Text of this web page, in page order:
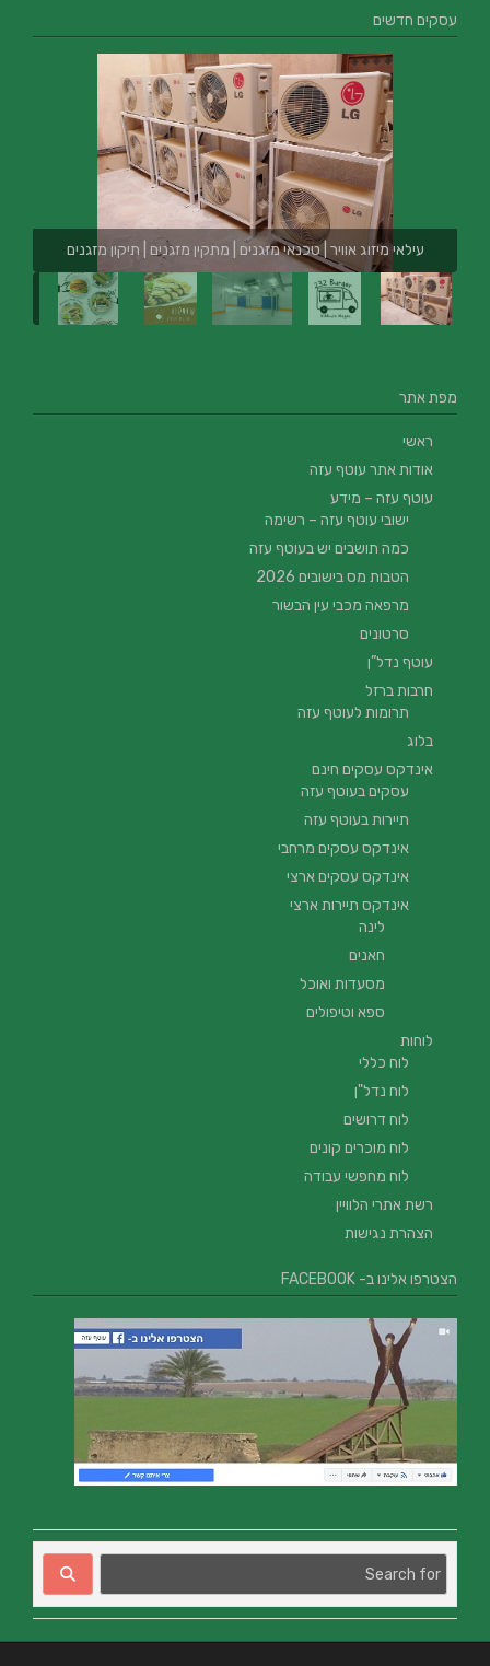
עסקים חדשים
עילאי מיזוג אוויר | טכנאי מזגנים | מתקין מזגנים | תיקון מזגנים
מפת אתר
ראשי
אודות אתר עוטף עזה
עוטף עזה – מידע
ישובי עוטף עזה – רשימה
כמה תושבים יש בעוטף עזה
הטבות מס בישובים 2026
מרפאה מכבי עין הבשור
סרטונים
עוטף נדל”ן
חרבות ברזל
תרומות לעוטף עזה
בלוג
אינדקס עסקים חינם
עסקים בעוטף עזה
תיירות בעוטף עזה
אינדקס עסקים מרחבי
אינדקס עסקים ארצי
אינדקס תיירות ארצי
לינה
חאנים
מסעדות ואוכל
ספא וטיפולים
לוחות
לוח כללי
לוח נדל"ן
לוח דרושים
לוח מוכרים קונים
לוח מחפשי עבודה
רשת אתרי הלוויין
הצהרת נגישות
הצטרפו אלינו ב- FACEBOOK